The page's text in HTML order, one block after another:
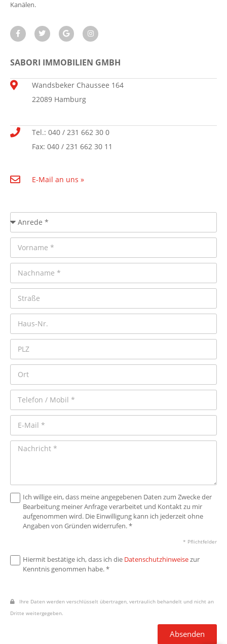
Kanälen.
SABORI IMMOBILIEN GMBH
Wandsbeker Chaussee 164
22089 Hamburg
Tel.: 040 / 231 662 30 0
Fax: 040 / 231 662 30 11
E-Mail an uns »
Ich willige ein, dass meine angegebenen Daten zum Zwecke der
Bearbeitung meiner Anfrage verarbeitet und Kontakt zu mir
aufgenommen wird. Die Einwilligung kann ich jederzeit ohne
Angaben von Gründen widerrufen. *
* Pflichtfelder
Hiermit bestätige ich, dass ich die Datenschutzhinweisezur
Kenntnis genommen habe. *
Ihre Daten werden verschlüsselt übertragen, vertraulich behandelt und nicht an
Dritte weitergegeben.
Absenden